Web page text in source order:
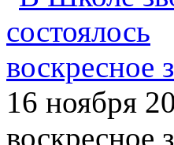
16 ноября